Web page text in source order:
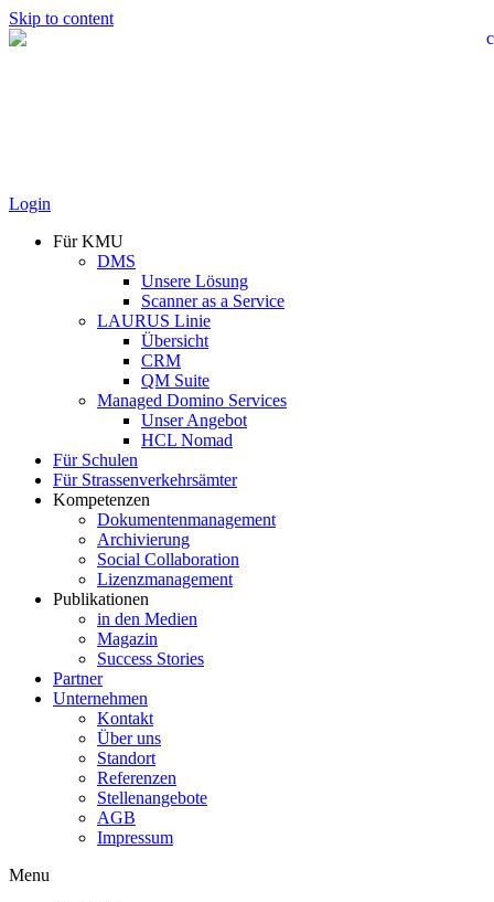
Skip to content
Login
Für KMU
DMS
Unsere Lösung
Scanner as a Service
LAURUS Linie
Übersicht
CRM
QM Suite
Managed Domino Services
Unser Angebot
HCL Nomad
Für Schulen
Für Strassenverkehrsämter
Kompetenzen
Dokumentenmanagement
Archivierung
Social Collaboration
Lizenzmanagement
Publikationen
in den Medien
Magazin
Success Stories
Partner
Unternehmen
Kontakt
Über uns
Standort
Referenzen
Stellenangebote
AGB
Impressum
Menu